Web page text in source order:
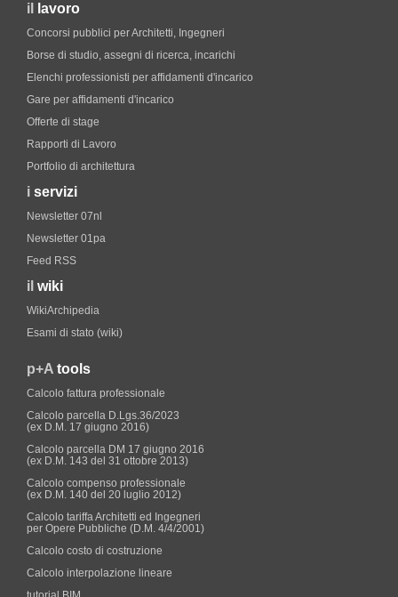
il lavoro
Concorsi pubblici per Architetti, Ingegneri
Borse di studio, assegni di ricerca, incarichi
Elenchi professionisti per affidamenti d'incarico
Gare per affidamenti d'incarico
Offerte di stage
Rapporti di Lavoro
Portfolio di architettura
i servizi
Newsletter 07nl
Newsletter 01pa
Feed RSS
il wiki
WikiArchipedia
Esami di stato (wiki)
p+A tools
Calcolo fattura professionale
Calcolo parcella D.Lgs.36/2023
(ex D.M. 17 giugno 2016)
Calcolo parcella DM 17 giugno 2016
(ex D.M. 143 del 31 ottobre 2013)
Calcolo compenso professionale
(ex D.M. 140 del 20 luglio 2012)
Calcolo tariffa Architetti ed Ingegneri
per Opere Pubbliche (D.M. 4/4/2001)
Calcolo costo di costruzione
Calcolo interpolazione lineare